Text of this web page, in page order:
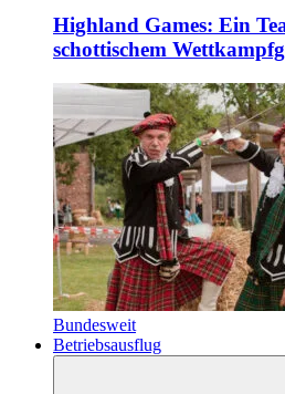
Highland Games: Ein
schottischem
Bundesweit
Betriebsausflug